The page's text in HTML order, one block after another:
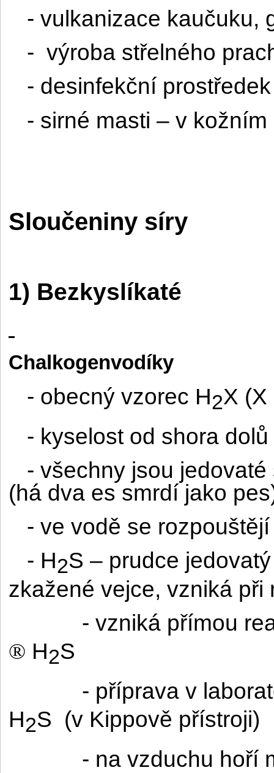
- vulkanizace kaučuku,
- výroba střelného
- desinfekční prostředek
- sirné masti – v
Sloučeniny síry
1) Bezkyslíkaté
Chalkogenvodíky
- obecný vzorec H2X (X
- kyselost od shora
- všechny jsou
(há dva es smrdí jako
- ve vodě se
- H2S – prudce
zkažené vejce, vzniká při
- vzniká přímou
® H2S
- příprava v
H2S (v Kippově přístroji)
- na vzduchu hoří